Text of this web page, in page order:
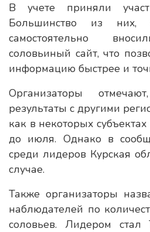
В учете приняли
Большинство из них,
самостоятельно
соловьиный сайт, что
информацию быстрее и
Организаторы
результаты с другими
как в некоторых
до июля. Однако в
среди лидеров Курская
случае.
Также организаторы
наблюдателей по
соловьев. Лидером стал